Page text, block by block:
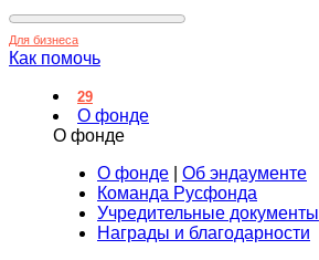
Для бизнеса
Как помочь
29
О фонде
О фонде
О фонде
Об эндаументе
Команда Русфонда
Учредительные документы
Награды и благодарности